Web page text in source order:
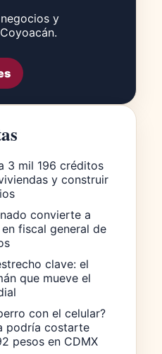
y
3 mil 196 créditos
y construir
convierte a
fiscal general de
clave: el
que mueve el
con el celular?
podría costarte
pesos en CDMX